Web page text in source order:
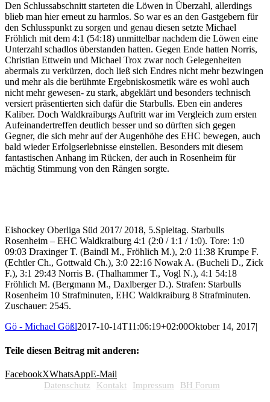
Den Schlussabschnitt starteten die Löwen in Überzahl, allerdings
blieb man hier erneut zu harmlos. So war es an den Gastgebern für
den Schlusspunkt zu sorgen und genau diesen setzte Michael
Fröhlich mit dem 4:1 (54:18) unmittelbar nachdem die Löwen eine
Unterzahl schadlos überstanden hatten. Gegen Ende hatten Norris,
Christian Ettwein und Michael Trox zwar noch Gelegenheiten
abermals zu verkürzen, doch ließ sich Endres nicht mehr bezwingen
und mehr als die berühmte Ergebniskosmetik wäre es wohl auch
nicht mehr gewesen- zu stark, abgeklärt und besonders technisch
versiert präsentierten sich dafür die Starbulls. Eben ein anderes
Kaliber. Doch Waldkraiburgs Auftritt war im Vergleich zum ersten
Aufeinandertreffen deutlich besser und so dürften sich gegen
Gegner, die sich mehr auf der Augenhöhe des EHC bewegen, auch
bald wieder Erfolgserlebnisse einstellen. Besonders mit diesem
fantastischen Anhang im Rücken, der auch in Rosenheim für
mächtig Stimmung von den Rängen sorgte.
Eishockey Oberliga Süd 2017/ 2018, 5.Spieltag. Starbulls
Rosenheim – EHC Waldkraiburg 4:1 (2:0 / 1:1 / 1:0). Tore: 1:0
09:03 Draxinger T. (Baindl M., Fröhlich M.), 2:0 11:38 Krumpe F.
(Echtler Ch., Gottwald Ch.), 3:0 22:16 Nowak A. (Bucheli D., Zick
F.), 3:1 29:43 Norris B. (Thalhammer T., Vogl N.), 4:1 54:18
Fröhlich M. (Bergmann M., Daxlberger D.). Strafen: Starbulls
Rosenheim 10 Strafminuten, EHC Waldkraiburg 8 Strafminuten.
Zuschauer: 2545.
Gö - Michael Gößl2017-10-14T11:06:19+02:00Oktober 14, 2017|
Teile diesen Beitrag mit anderen:
FacebookXWhatsAppE-Mail
Datenschutz Kontakt Impressum BH Forum